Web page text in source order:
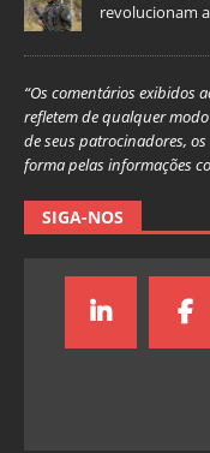
revolucionam
“Os comentários exibidos
refletem de qualquer
de seus patrocinadores,
forma pelas informações
SIGA-NOS